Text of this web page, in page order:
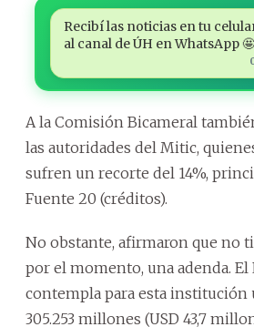
Recibí las noticias en tu
al canal de ÚH en WhatsApp 🤩
A la Comisión Bicameral
las autoridades del Mitic,
sufren un recorte del 14%,
Fuente 20 (créditos).
No obstante, afirmaron que no
por el momento, una adenda. El
contempla para esta institución
305.253 millones (USD 43,7